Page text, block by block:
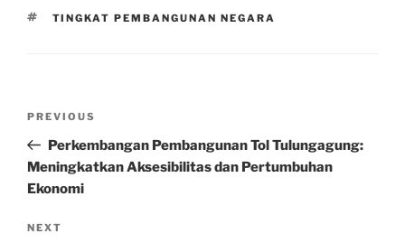
TAGS
TINGKAT PEMBANGUNAN NEGARA
Previous
Post
PREVIOUS
Perkembangan Pembangunan Tol Tulungagung:
Meningkatkan Aksesibilitas dan Pertumbuhan
Ekonomi
Next
NEXT